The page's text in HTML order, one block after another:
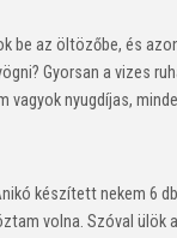
be az öltözőbe, és
Gyorsan a vizes
nyugdíjas,
készített nekem 6
volna. Szóval